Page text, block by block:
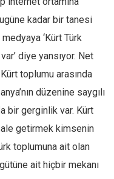
kadar bir tanesi
‘Kürt Türk
diye yansıyor. Net
toplumu arasında
düzenine saygılı
bir gerginlik var. Kürt
getirmek kimsenin
toplumuna ait olan
ait hiçbir mekanı